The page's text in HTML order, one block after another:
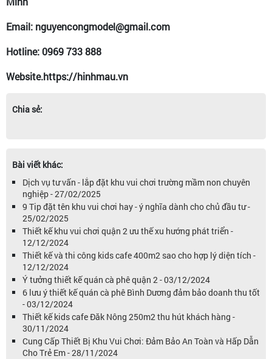
Email: nguyencongmodel@gmail.com
Hotline: 0969 733 888
Website.https://hinhmau.vn
Chia sẻ:
Bài viết khác:
Dịch vụ tư vấn - lắp đặt khu vui chơi trường mầm non chuyên
nghiệp - 27/02/2025
9 Tip đặt tên khu vui chơi hay - ý nghĩa dành cho chủ đầu tư -
25/02/2025
Thiết kế khu vui chơi quận 2 ưu thế xu hướng phát triển -
12/12/2024
Thiết kế và thi công kids cafe 400m2 sao cho hợp lý diện tích -
12/12/2024
Ý tưởng thiết kế quán cà phê quận 2 - 03/12/2024
6 lưu ý thiết kế quán cà phê Bình Dương đảm bảo doanh thu tốt
- 03/12/2024
Thiết kế kids cafe Đăk Nông 250m2 thu hút khách hàng -
30/11/2024
Cung Cấp Thiết Bị Khu Vui Chơi: Đảm Bảo An Toàn và Hấp Dẫn
Cho Trẻ Em - 28/11/2024